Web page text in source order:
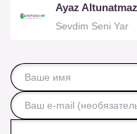
Ayaz
Sevdim Seni Yar